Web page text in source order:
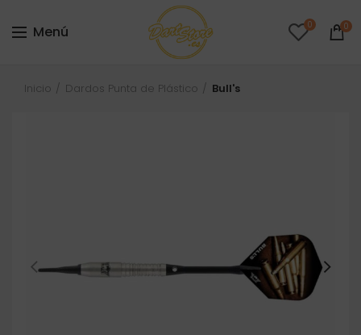
Menú 0 0
Inicio Dardos Punta de Plástico Bull's